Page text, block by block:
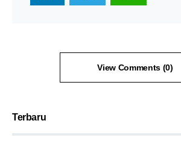
View Comments (0)
Terbaru